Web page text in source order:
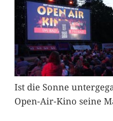
Ist die Sonne
Open-Air-Kino seine